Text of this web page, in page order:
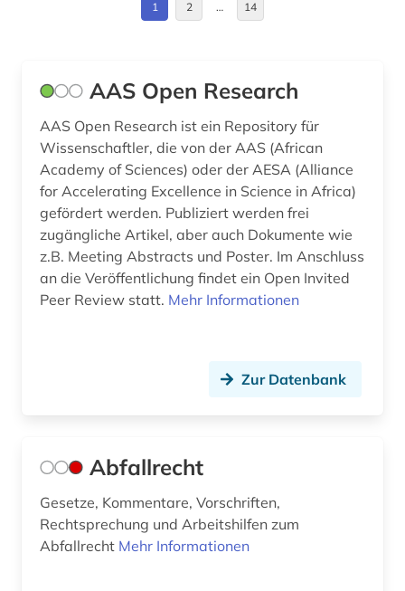
baurecht (2)
bauschaden (1)
baustoff (3)
bautechnik (2)
bauwesen (2)
bauwirtschaft (1)
bauökologie (3)
bedrohte tiere (2)
belarus (2)
bevölkerungsstatistik (1)
1 2 … 14
AAS Open Research
AAS Open Research ist ein Repository für
Wissenschaftler, die von der AAS (African
Academy of Sciences) oder der AESA (Alliance
for Accelerating Excellence in Science in Africa)
gefördert werden. Publiziert werden frei
zugängliche Artikel, aber auch Dokumente wie
z.B. Meeting Abstracts und Poster. Im Anschluss
an die Veröffentlichung findet ein Open Invited
Peer Review statt. Mehr Informationen
Zur Datenbank
Abfallrecht
Gesetze, Kommentare, Vorschriften,
Rechtsprechung und Arbeitshilfen zum
Abfallrecht Mehr Informationen